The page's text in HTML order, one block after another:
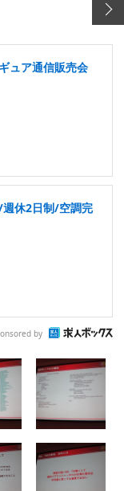
ュア通信販売会
休2日制/空調完
by